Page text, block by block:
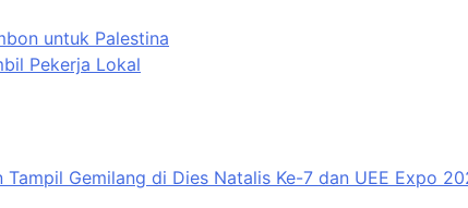
untuk Palestina
Pekerja Lokal
Gemilang di Dies Natalis Ke-7 dan UEE Expo